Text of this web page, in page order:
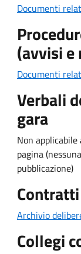
Documenti
(avvisi
Documenti
Verbali
gara
Non
pagina
pubblicazione)
Contratti
Archivio
Collegi